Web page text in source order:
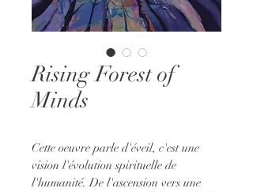
Rising Forest of
Minds
Cette oeuvre parle d'éveil, c'est une
vision l'évolution spirituelle de
l'humanité. De l'ascension vers une